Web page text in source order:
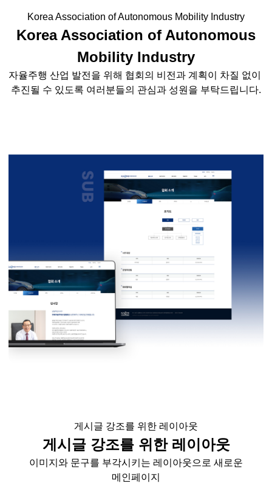
Korea Association of Autonomous Mobility Industry
Korea Association of Autonomous
Mobility Industry
자율주행 산업 발전을 위해 협회의 비전과 계획이 차질 없이
추진될 수 있도록 여러분들의 관심과 성원을 부탁드립니다.
게시글 강조를 위한 레이아웃
게시글 강조를 위한 레이아웃
이미지와 문구를 부각시키는 레이아웃으로 새로운
메인페이지